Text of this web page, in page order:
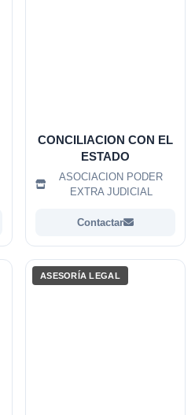
CONCILIACION CON EL
ESTADO
ASOCIACION PODER
EXTRA JUDICIAL
Contactar
ASESORÍA LEGAL